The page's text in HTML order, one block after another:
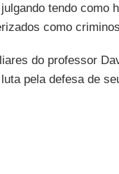
tendo como
como
do professor
pela defesa de